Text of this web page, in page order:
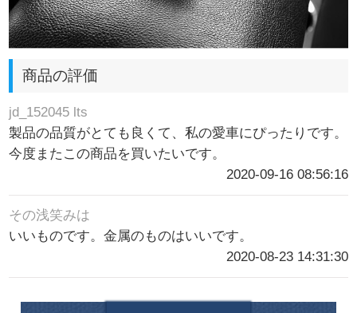
商品の評価
jd_152045 lts
製品の品質がとても良くて、私の愛車にぴったりです。
今度またこの商品を買いたいです。
2020-09-16 08:56:16
その浅笑みは
いいものです。金属のものはいいです。
2020-08-23 14:31:30